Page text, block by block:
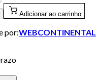
Adicionar ao carrinho
por:WEBCONTINENTAL